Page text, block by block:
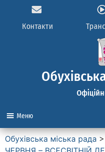
Контакти
Меню
Обухівська міська рада >